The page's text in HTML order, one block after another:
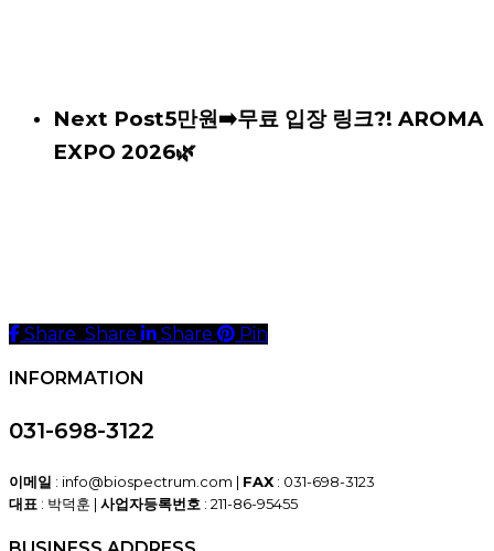
Next Post5만원➡️무료 입장 링크?! AROMA
EXPO 2026🌿
Share
Share Share Share Pin
INFORMATION
031-698-3122
이메일 : info@biospectrum.com | FAX : 031-698-3123
대표 : 박덕훈 | 사업자등록번호 : 211-86-95455